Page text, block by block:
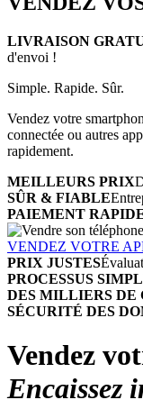
LIVRAISON
d'envoi !
Simple. Rapide. Sûr.
Vendez votre
connectée ou autres
rapidement.
MEILLEURS PRIX
SÛR & FIABLE
PAIEMENT
VENDEZ VOTRE
PRIX JUSTES
PROCESSUS
DES MILLIERS DE
SÉCURITÉ DES
Vendez
Encaissez